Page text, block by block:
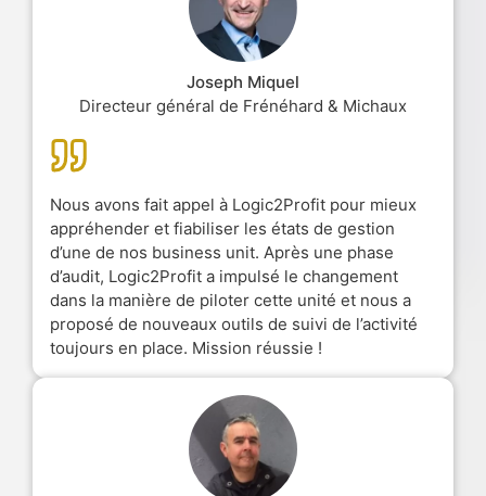
Joseph Miquel
Directeur général de Frénéhard & Michaux
Nous avons fait appel à Logic2Profit pour mieux
appréhender et fiabiliser les états de gestion
d’une de nos business unit. Après une phase
d’audit, Logic2Profit a impulsé le changement
dans la manière de piloter cette unité et nous a
proposé de nouveaux outils de suivi de l’activité
toujours en place. Mission réussie !